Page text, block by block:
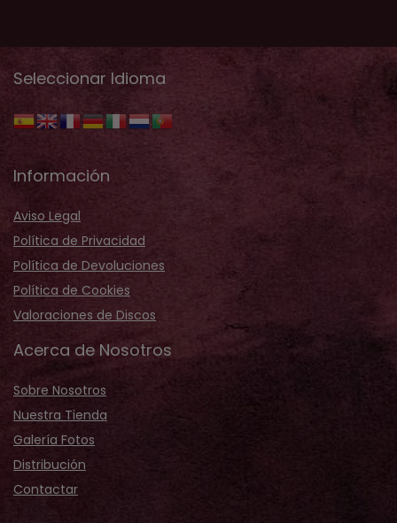
Seleccionar Idioma
Información
Aviso Legal
Política de Privacidad
Política de Devoluciones
Política de Cookies
Valoraciones de Discos
Acerca de Nosotros
Sobre Nosotros
Nuestra Tienda
Galería Fotos
Distribución
Contactar